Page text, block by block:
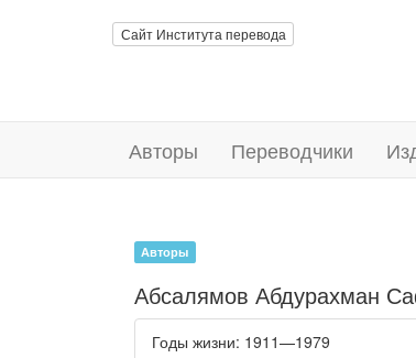
Сайт Института перевода
Авторы Переводчики
Авторы
Абсалямов Абдурахман
Годы жизни: 1911—1979